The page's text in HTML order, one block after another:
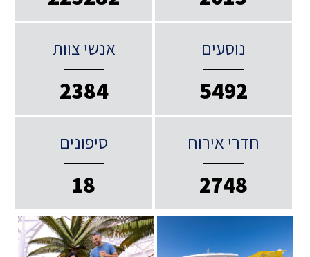
נוסעים
5492
אנשי צוות
2384
חדרי אירוח
2748
סיפונים
18